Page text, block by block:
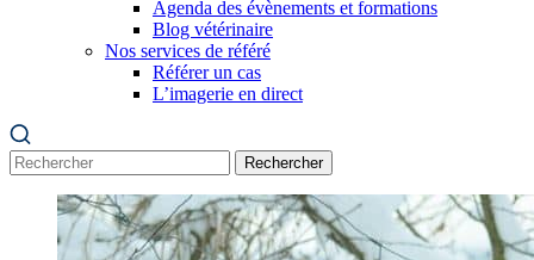
Agenda des évènements et formations
Blog vétérinaire
Nos services de référé
Référer un cas
L’imagerie en direct
Rechercher